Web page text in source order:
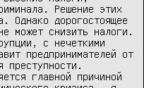
Решение этих
Однако дорогостоящее
может снизить налоги.
с нечеткими
предпринимателей от
преступности.
главной причиной